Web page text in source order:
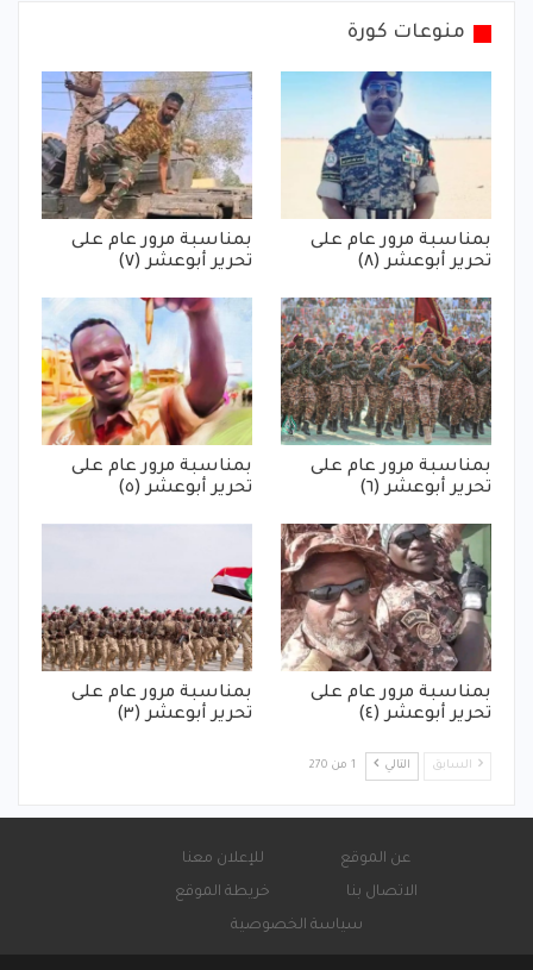
منوعات كورة
بمناسبة مرور عام على
تحرير أبوعشر (٨)
بمناسبة مرور عام على
تحرير أبوعشر (٧)
بمناسبة مرور عام على
تحرير أبوعشر (٦)
بمناسبة مرور عام على
تحرير أبوعشر (٥)
بمناسبة مرور عام على
تحرير أبوعشر (٤)
بمناسبة مرور عام على
تحرير أبوعشر (٣)
السابق التالي 1 من 270
عن الموقع
للإعلان معنا
الاتصال بنا
خريطة الموقع
سياسة الخصوصية